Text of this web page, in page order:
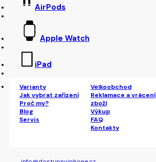
AirPods
Apple Watch
iPad
Varianty
Jak vybrat zařízení
Proč my?
Blog
Servis
Velkoobchod
Reklamace a vrácení
zboží
Výkup
FAQ
Kontakty